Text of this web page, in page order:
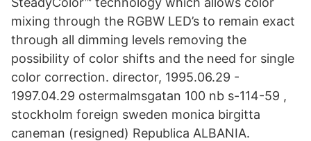
mixing through the RGBW LED’s to remain exact
through all dimming levels removing the
possibility of color shifts and the need for single
color correction. director, 1995.06.29 -
1997.04.29 ostermalmsgatan 100 nb s-114-59 ,
stockholm foreign sweden monica birgitta
caneman (resigned) Republica ALBANIA.